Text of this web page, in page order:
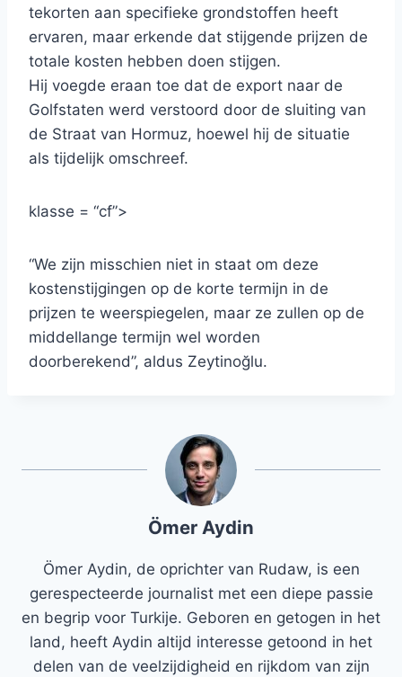
tekorten aan specifieke grondstoffen heeft
ervaren, maar erkende dat stijgende prijzen de
totale kosten hebben doen stijgen.
Hij voegde eraan toe dat de export naar de
Golfstaten werd verstoord door de sluiting van
de Straat van Hormuz, hoewel hij de situatie
als tijdelijk omschreef.
klasse = “cf”>
“We zijn misschien niet in staat om deze
kostenstijgingen op de korte termijn in de
prijzen te weerspiegelen, maar ze zullen op de
middellange termijn wel worden
doorberekend”, aldus Zeytinoğlu.
Ömer Aydin
Ömer Aydin, de oprichter van Rudaw, is een
gerespecteerde journalist met een diepe passie
en begrip voor Turkije. Geboren en getogen in het
land, heeft Aydin altijd interesse getoond in het
delen van de veelzijdigheid en rijkdom van zijn